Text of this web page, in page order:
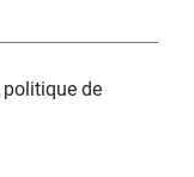
politique de